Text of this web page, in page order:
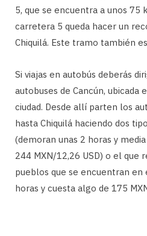
5, que se encuentra a unos 75
carretera 5 queda hacer un
Chiquilá. Este tramo también
Si viajas en autobús deberás
autobuses de Cancún,
ciudad. Desde allí parten los
hasta Chiquilá haciendo dos
(demoran unas 2 horas y
244 MXN/12,26 USD) o el que
pueblos que se encuentran en
horas y cuesta algo de 175